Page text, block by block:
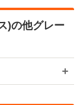
)の他グレー